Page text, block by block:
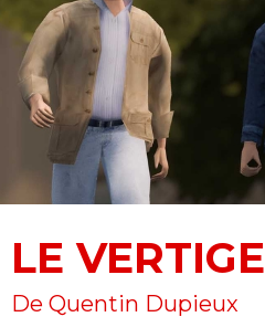
LE VERTIGE
De Quentin Dupieux